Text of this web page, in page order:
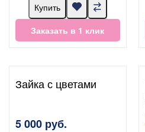
Купить
Заказать в 1 клик
Зайка с цветами
5 000 руб.